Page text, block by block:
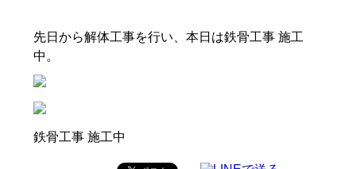
先日から解体工事を行い、本日は鉄骨工事 施工
中。
鉄骨工事 施工中